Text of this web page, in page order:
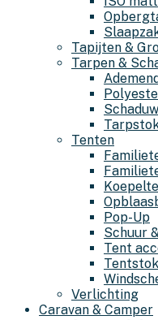
Tapijten &
Tarpen &
Tenten
Pop-Up
Schuur
Tent
Verlichting
Caravan & Camper